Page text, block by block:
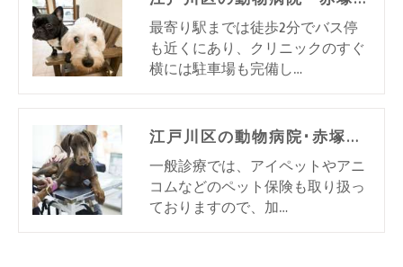
最寄り駅までは徒歩2分でバス停
も近くにあり、クリニックのすぐ
横には駐車場も完備し…
江戸川区の動物病院･赤塚ペットクリニックのお客様の声
一般診療では、アイペットやアニ
コムなどのペット保険も取り扱っ
ておりますので、加…